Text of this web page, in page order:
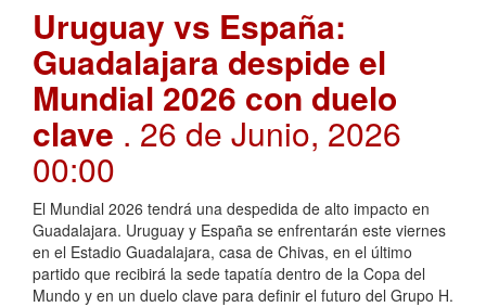
Uruguay vs España:
Guadalajara despide el
Mundial 2026 con duelo
clave . 26 de Junio, 2026
00:00
El Mundial 2026 tendrá una despedida de alto impacto en
Guadalajara. Uruguay y España se enfrentarán este viernes
en el Estadio Guadalajara, casa de Chivas, en el último
partido que recibirá la sede tapatía dentro de la Copa del
Mundo y en un duelo clave para definir el futuro del Grupo H.